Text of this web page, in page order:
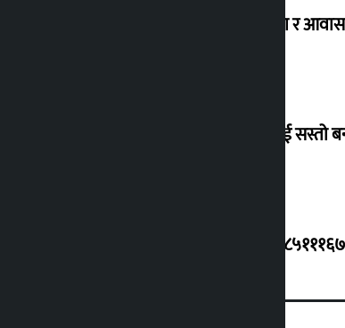
विस्थापित सुकुम्वासी बालबालिकाको शिक्षा र
‘सानो घटनामा पनि सडकमा उतारेर सेनालाई सस्तो
ग्यासको कृत्रिम अभाव र कालोबजारी भए